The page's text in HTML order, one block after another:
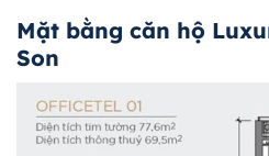
Mặt bằng căn hộ
Son